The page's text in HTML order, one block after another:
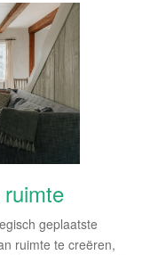
geplaatste
ruimte te creëren,